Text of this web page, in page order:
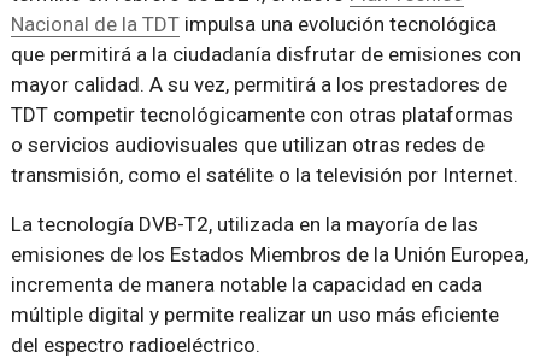
Nacional de la TDTimpulsa una evolución tecnológica
que permitirá a la ciudadanía disfrutar de emisiones con
mayor calidad. A su vez, permitirá a los prestadores de
TDT competir tecnológicamente con otras plataformas
o servicios audiovisuales que utilizan otras redes de
transmisión, como el satélite o la televisión por Internet.
La tecnología DVB-T2, utilizada en la mayoría de las
emisiones de los Estados Miembros de la Unión Europea,
incrementa de manera notable la capacidad en cada
múltiple digital y permite realizar un uso más eficiente
del espectro radioeléctrico.